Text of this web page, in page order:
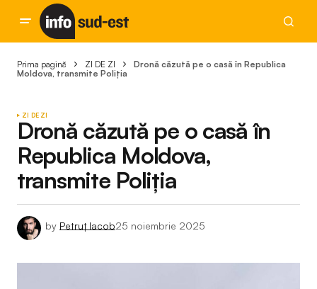
Prima pagină ZI DE ZI
Dronă căzută pe o casă în Republica
Moldova, transmite Poliția
ZI DE ZI
Dronă căzută pe o casă în
Republica Moldova,
transmite Poliția
by Petruț Iacob25 noiembrie 2025